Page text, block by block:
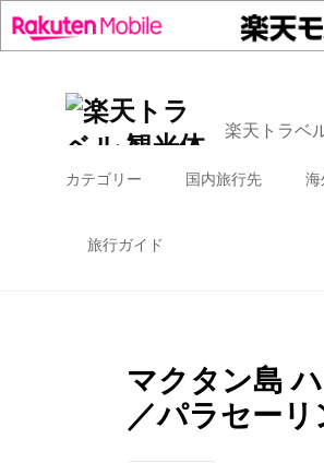
楽天トラベ
カテゴリー 国内旅行先
旅行ガイド
マクタン島
／パラセー